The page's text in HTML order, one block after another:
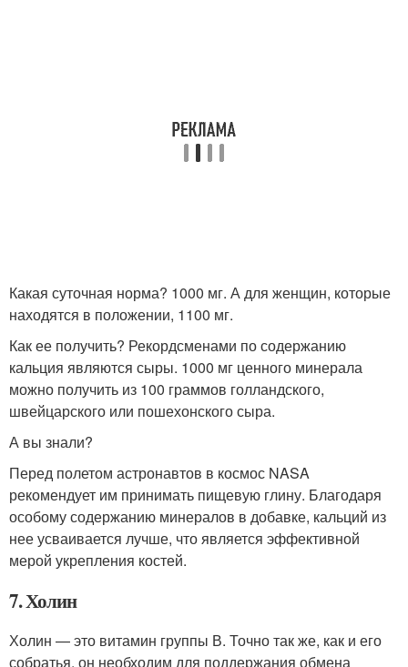
Какая суточная норма? 1000 мг. А для женщин, которые
находятся в положении, 1100 мг.
Как ее получить? Рекордсменами по содержанию
кальция являются сыры. 1000 мг ценного минерала
можно получить из 100 граммов голландского,
швейцарского или пошехонского сыра.
А вы знали?
Перед полетом астронавтов в космос NASA
рекомендует им принимать пищевую глину. Благодаря
особому содержанию минералов в добавке, кальций из
нее усваивается лучше, что является эффективной
мерой укрепления костей.
7. Холин
Холин — это витамин группы В. Точно так же, как и его
собратья, он необходим для поддержания обмена